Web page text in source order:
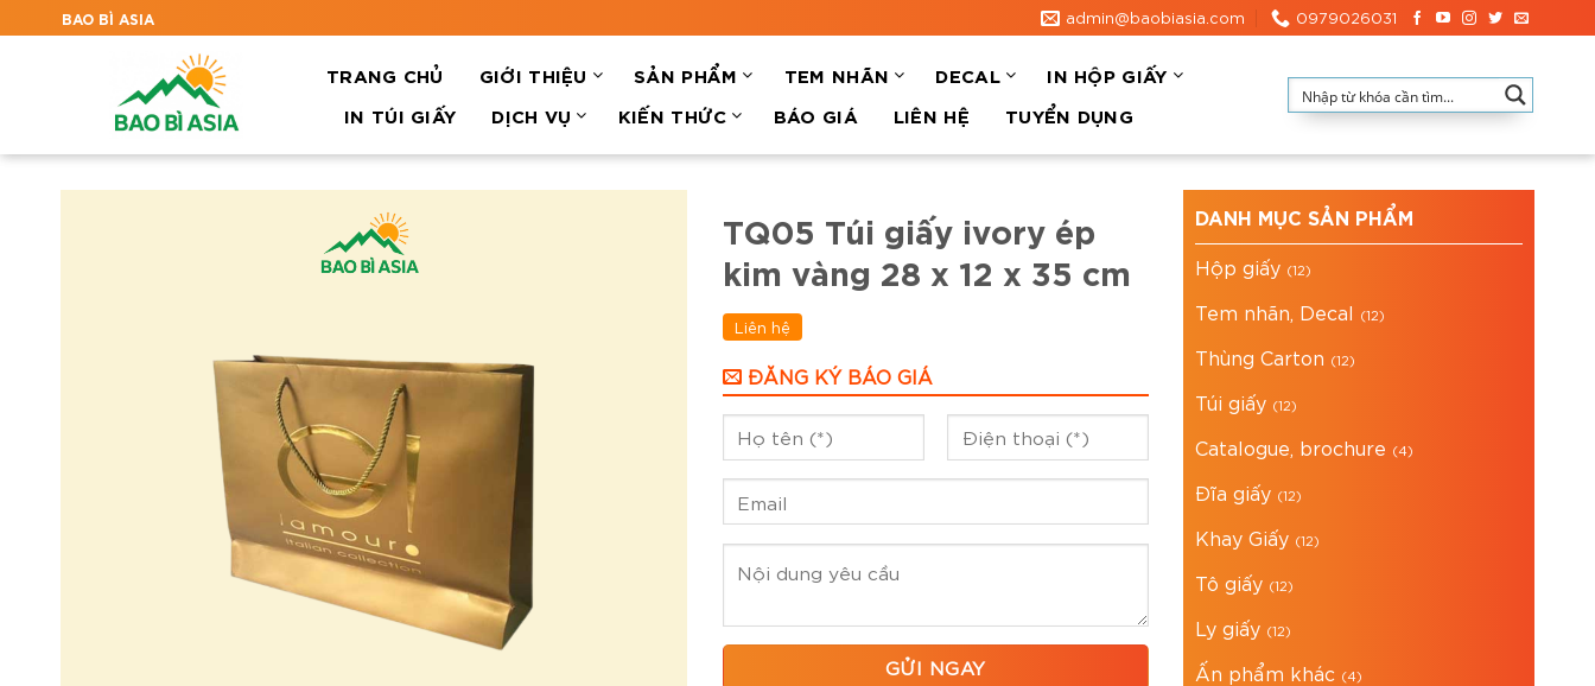
BAO BÌ ASIA admin@baobiasia.com 0979026031
TRANG CHỦ GIỚI THIỆU SẢN PHẨM TEM NHÃN DECAL
IN HỘP GIẤY
IN TÚI GIẤY
DỊCH VỤ KIẾN THỨC BÁO GIÁ LIÊN HỆ TUYỂN DỤNG
TQ05 Túi giấy ivory ép
kim vàng 28 x 12 x 35 cm
Liên hệ
ĐĂNG KÝ BÁO GIÁ
DANH MỤC SẢN PHẨM
Hộp giấy (12)
Tem nhãn, Decal (12)
Thùng Carton (12)
Túi giấy (12)
Catalogue, brochure (4)
Đĩa giấy (12)
Khay Giấy (12)
Tô giấy (12)
Ly giấy (12)
Ấn phẩm khác (4)